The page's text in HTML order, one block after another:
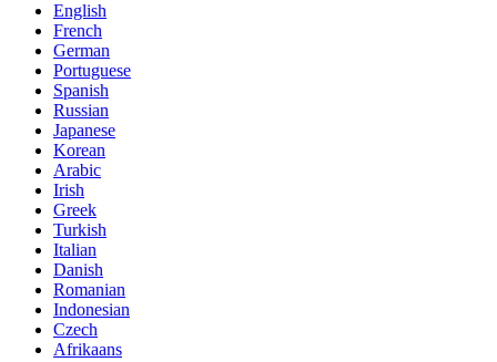
English
French
German
Portuguese
Spanish
Russian
Japanese
Korean
Arabic
Irish
Greek
Turkish
Italian
Danish
Romanian
Indonesian
Czech
Afrikaans